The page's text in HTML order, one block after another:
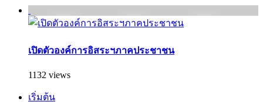
เปิดตัวองค์การอิสระฯภาคประชาชน
1132 views
เริ่มต้น